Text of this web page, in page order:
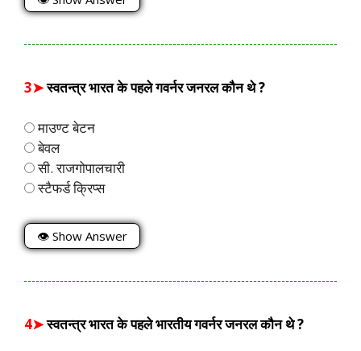
3➤स्वतन्त्र भारत के पहले गवर्नर जनरल कौन थे ?
माउण्ट बेटन
बेवल
सी. राजगोपालचारी
स्टैफर्ड क्रिप्स
👁 Show Answer
4➤स्वतन्त्र भारत के पहले भारतीय गवर्नर जनरल कौन थे ?